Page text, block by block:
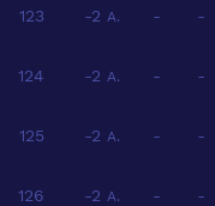
123 -2 A. - -
124 -2 A. - -
125 -2 A. - -
126 -2 A. - -